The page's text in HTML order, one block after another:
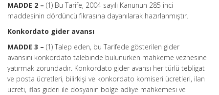
MADDE 2 – (1) Bu Tarife, 2004 sayılı Kanunun 285 inci
maddesinin dördüncü fıkrasına dayanılarak hazırlanmıştır.
Konkordato gider avansı
MADDE 3 – (1) Talep eden, bu Tarifede gösterilen gider
avansını konkordato talebinde bulunurken mahkeme veznesine
yatırmak zorundadır. Konkordato gider avansı her türlü tebligat
ve posta ücretleri, bilirkişi ve konkordato komiseri ücretleri, ilan
ücreti, iflas gideri ile dosyanın bölge adliye mahkemesi ve